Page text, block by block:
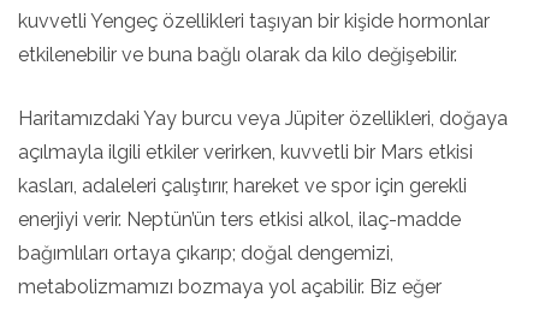
kuvvetli Yengeç özellikleri taşıyan bir kişide hormonlar
etkilenebilir ve buna bağlı olarak da kilo değişebilir.
Haritamızdaki Yay burcu veya Jüpiter özellikleri, doğaya
açılmayla ilgili etkiler verirken, kuvvetli bir Mars etkisi
kasları, adaleleri çalıştırır, hareket ve spor için gerekli
enerjiyi verir. Neptün’ün ters etkisi alkol, ilaç-madde
bağımlıları ortaya çıkarıp; doğal dengemizi,
metabolizmamızı bozmaya yol açabilir. Biz eğer